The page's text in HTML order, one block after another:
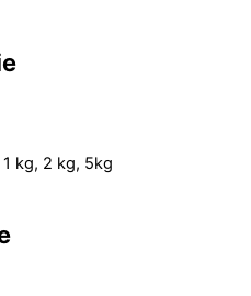
kg, 2 kg, 5kg